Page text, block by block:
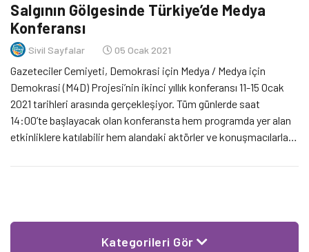
Salgının Gölgesinde Türkiye’de Medya
Konferansı
Sivil Sayfalar 05 Ocak 2021
Gazeteciler Cemiyeti, Demokrasi için Medya / Medya için
Demokrasi (M4D) Projesi’nin ikinci yıllık konferansı 11-15 Ocak
2021 tarihleri arasında gerçekleşiyor. Tüm günlerde saat
14:00’te başlayacak olan konferansta hem programda yer alan
etkinliklere katılabilir hem alandaki aktörler ve konuşmacılarla
Kategorileri Gör